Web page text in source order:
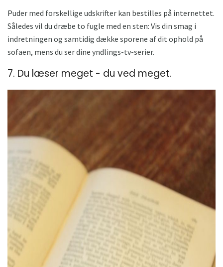
Puder med forskellige udskrifter kan bestilles på internettet.
Således vil du dræbe to fugle med en sten: Vis din smag i
indretningen og samtidig dække sporene af dit ophold på
sofaen, mens du ser dine yndlings-tv-serier.
7. Du læser meget - du ved meget.